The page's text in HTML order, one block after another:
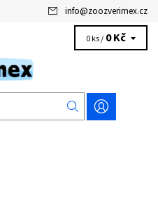
info@zoozverimex.cz
0 ks / 0 Kč